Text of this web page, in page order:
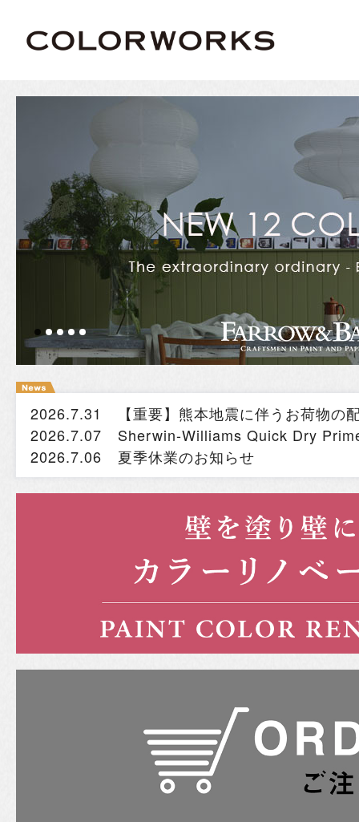
2026.7.31
【重要】熊本地震に伴うお荷物の
2026.7.07
Sherwin-Williams Quick Dry
2026.7.06
夏季休業のお知らせ